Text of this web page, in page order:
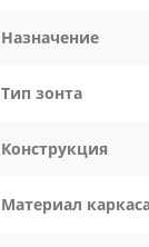
Назначение
Тип зонта
Конструкция
Материал